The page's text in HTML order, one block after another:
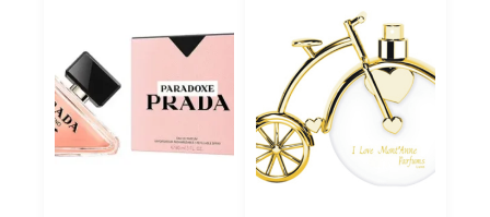
6x deR$28,72 sem juros 6x de